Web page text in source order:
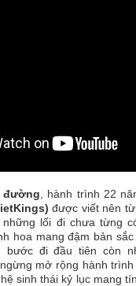
đường , hành trình 22
được viết nên
lối đi chưa từng
hoa mang đậm bản
đi đầu tiên còn
mở rộng hành
sinh thái kỷ lục mang